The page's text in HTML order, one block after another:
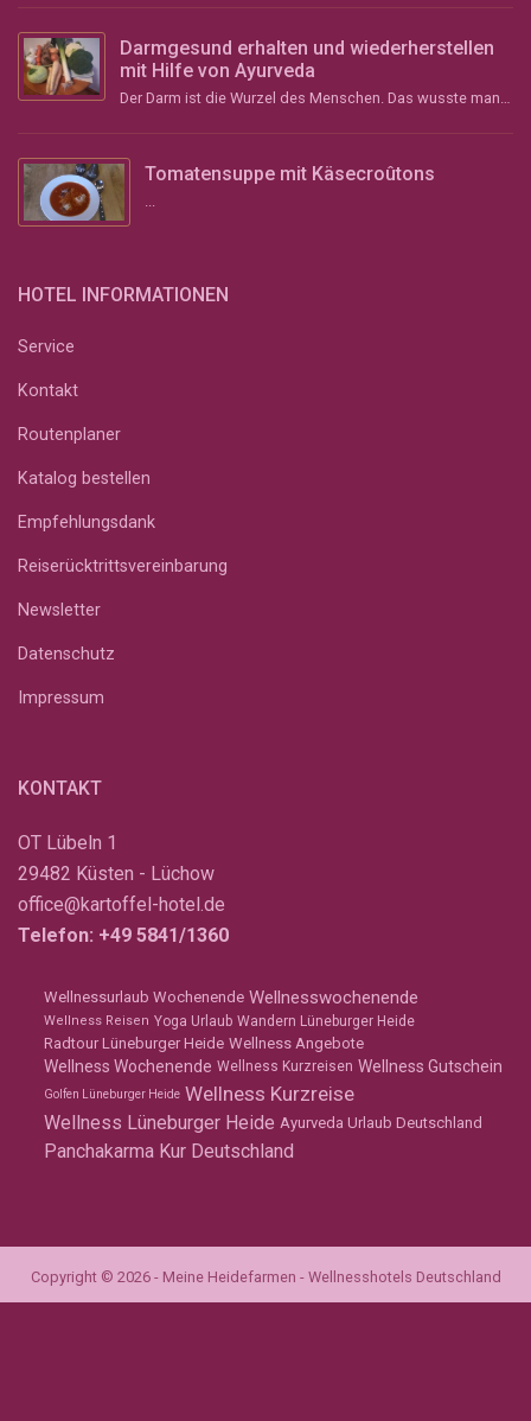
Darmgesund erhalten und wiederherstellen
mit Hilfe von Ayurveda
Tomatensuppe mit Käsecroûtons
HOTEL INFORMATIONEN
Service
Kontakt
Routenplaner
Katalog bestellen
Empfehlungsdank
Reiserücktrittsvereinbarung
Newsletter
Datenschutz
Impressum
KONTAKT
OT Lübeln 1
29482 Küsten - Lüchow
office@kartoffel-hotel.de
Telefon: +49 5841/1360
Wellnessurlaub Wochenende Wellnesswochenende
Wellness Reisen Yoga Urlaub Wandern Lüneburger Heide
Radtour Lüneburger Heide Wellness Angebote
Wellness Wochenende Wellness Kurzreisen Wellness Gutschein
Golfen Lüneburger Heide Wellness Kurzreise
Wellness Lüneburger Heide Ayurveda Urlaub Deutschland
Panchakarma Kur Deutschland
Copyright © 2026 - Meine Heidefarmen - Wellnesshotels Deutschland